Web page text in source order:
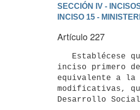
SECCIÓN IV -
INCISO 15 -
Artículo 227
inciso primero
equivalente a
modificativas,
Desarrollo